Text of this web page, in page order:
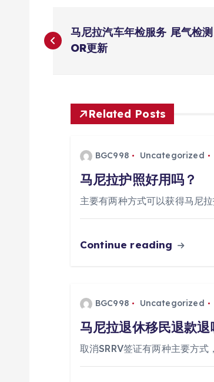
文
章
马尼拉汽车年检服务 尾气检
OR更新
Related Posts
BGC998 Uncategorized
马尼拉护照好用吗？
主要有两种方式可以获得马尼
Continue reading
BGC998 Uncategorized
马尼拉退休移民退款退
取消SRRV签证有两种主要方